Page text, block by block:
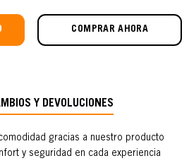
COMPRAR AHORA
Y DEVOLUCIONES
gracias a nuestro producto
y seguridad en cada experiencia